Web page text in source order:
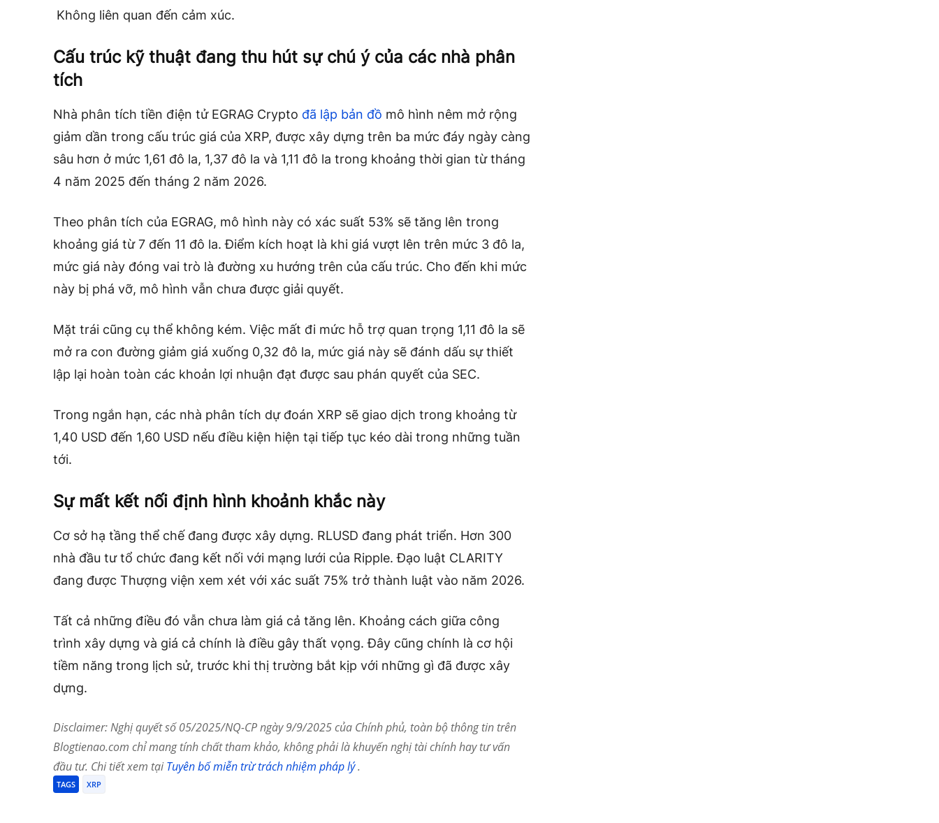
Không liên quan đến cảm xúc.
Cấu trúc kỹ thuật đang thu hút sự chú ý của các nhà phân
tích
Nhà phân tích tiền điện tử EGRAG Crypto đã lập bản đồ mô hình nêm mở rộng
giảm dần trong cấu trúc giá của XRP, được xây dựng trên ba mức đáy ngày càng
sâu hơn ở mức 1,61 đô la, 1,37 đô la và 1,11 đô la trong khoảng thời gian từ tháng
4 năm 2025 đến tháng 2 năm 2026.
Theo phân tích của EGRAG, mô hình này có xác suất 53% sẽ tăng lên trong
khoảng giá từ 7 đến 11 đô la. Điểm kích hoạt là khi giá vượt lên trên mức 3 đô la,
mức giá này đóng vai trò là đường xu hướng trên của cấu trúc. Cho đến khi mức
này bị phá vỡ, mô hình vẫn chưa được giải quyết.
Mặt trái cũng cụ thể không kém. Việc mất đi mức hỗ trợ quan trọng 1,11 đô la sẽ
mở ra con đường giảm giá xuống 0,32 đô la, mức giá này sẽ đánh dấu sự thiết
lập lại hoàn toàn các khoản lợi nhuận đạt được sau phán quyết của SEC.
Trong ngắn hạn, các nhà phân tích dự đoán XRP sẽ giao dịch trong khoảng từ
1,40 USD đến 1,60 USD nếu điều kiện hiện tại tiếp tục kéo dài trong những tuần
tới.
Sự mất kết nối định hình khoảnh khắc này
Cơ sở hạ tầng thể chế đang được xây dựng. RLUSD đang phát triển. Hơn 300
nhà đầu tư tổ chức đang kết nối với mạng lưới của Ripple. Đạo luật CLARITY
đang được Thượng viện xem xét với xác suất 75% trở thành luật vào năm 2026.
Tất cả những điều đó vẫn chưa làm giá cả tăng lên. Khoảng cách giữa công
trình xây dựng và giá cả chính là điều gây thất vọng. Đây cũng chính là cơ hội
tiềm năng trong lịch sử, trước khi thị trường bắt kịp với những gì đã được xây
dựng.
Disclaimer: Nghị quyết số 05/2025/NQ-CP ngày 9/9/2025 của Chính phủ, toàn bộ thông tin trên
Blogtienao.com chỉ mang tính chất tham khảo, không phải là khuyến nghị tài chính hay tư vấn
đầu tư. Chi tiết xem tạiTuyên bố miễn trừ trách nhiệm pháp lý.
TAGS XRP